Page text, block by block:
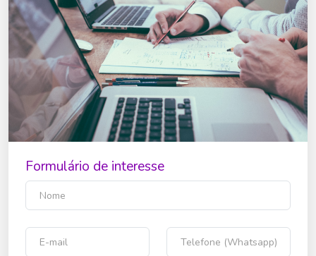
Formulário de interesse